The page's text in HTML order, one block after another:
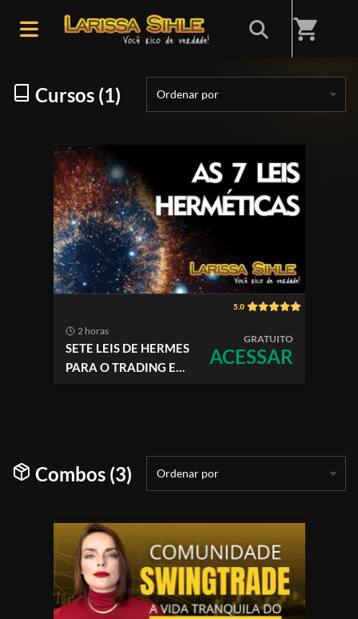
shopping_cart
Início/ Categorias/ TRADES
Cursos (1) Ordenar por
5.0
2 horas
SETE LEIS DE HERMES
PARA O TRADING E
GRATUITO
ACESSAR
Combos (3) Ordenar por